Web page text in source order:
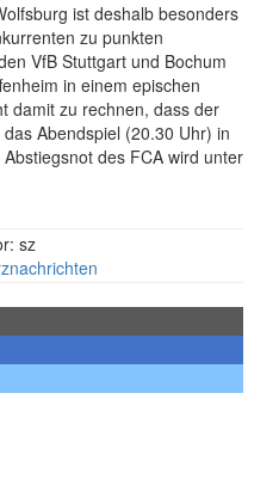
ist deshalb besonders
zu punkten
VfB Stuttgart und Bochum
in einem epischen
damit zu rechnen, dass der
Abendspiel (20.30 Uhr) in
des FCA wird unter
sz